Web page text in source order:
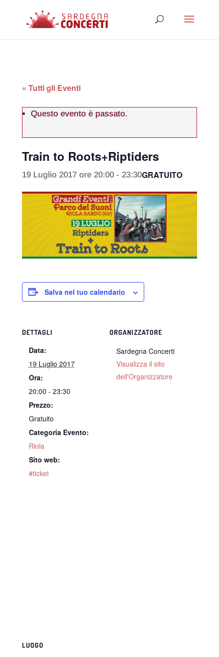
« Tutti gli Eventi
Questo evento è passato.
Train to Roots+Riptiders
19 Luglio 2017 ore 20:00- 23:30GRATUITO
Salva nel tuo calendario
DETTAGLI
Data:
19 Luglio 2017
Ora:
20:00 - 23:30
Prezzo:
Gratuito
Categoria Evento:
Riola
Sito web:
#ticket
ORGANIZZATORE
Sardegna Concerti
Visualizza il sito
dell'Organizzatore
LUOGO